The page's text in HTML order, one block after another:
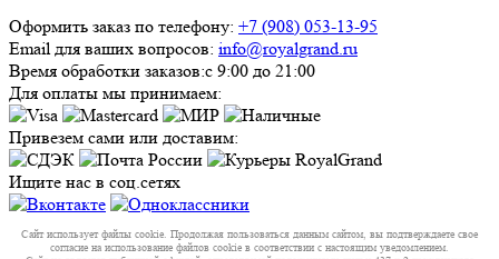
Оформить заказ по телефону: +7 (908) 053-13-95
Email для ваших вопросов: info@royalgrand.ru
Время обработки заказов:с 9:00 до 21:00
Для оплаты мы принимаем:
Привезем сами или доставим:
Ищите нас в соц.сетях
Сайт использует файлы cookie. Продолжая пользоваться данным сайтом, вы подтверждаете свое
согласие на использование файлов cookie в соответствии с настоящим уведомлением.